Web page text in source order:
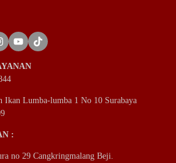
Ikan Lumba-lumba 1 No 10 Surabaya
:
no 29 Cangkringmalang Beji.